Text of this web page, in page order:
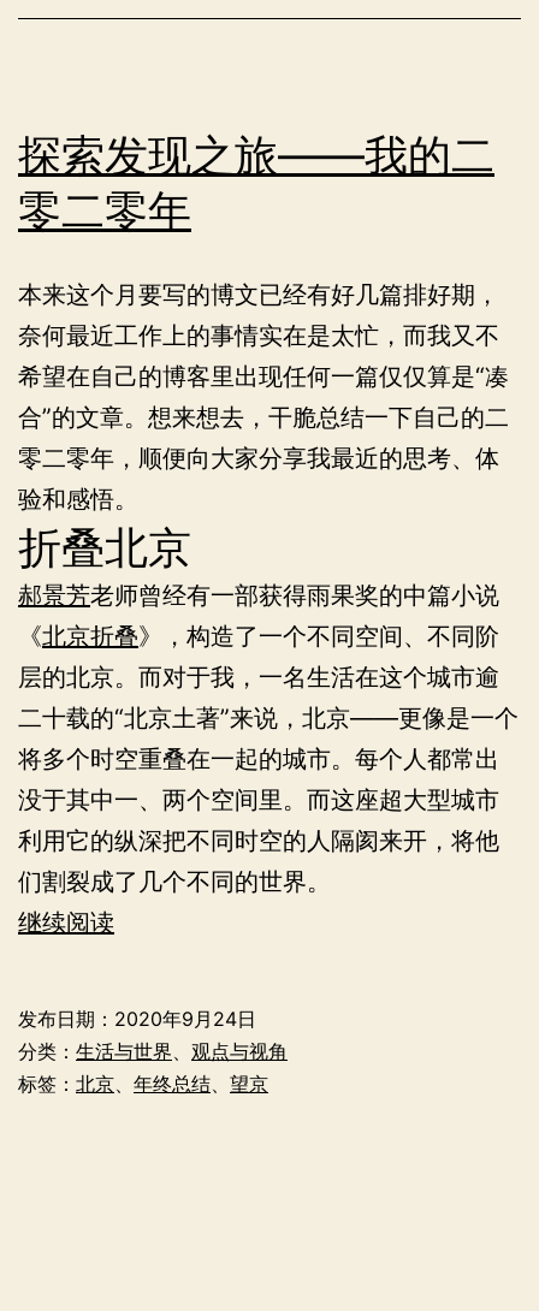
够
自
己
心
的
激
情
与
热
爱
探索发现之旅——我的二
零二零年
本来这个月要写的博文已经有好几篇排好期，
奈何最近工作上的事情实在是太忙，而我又不
希望在自己的博客里出现任何一篇仅仅算是“凑
合”的文章。想来想去，干脆总结一下自己的二
零二零年，顺便向大家分享我最近的思考、体
验和感悟。
折叠北京
郝景芳老师曾经有一部获得雨果奖的中篇小说
《北京折叠》，构造了一个不同空间、不同阶
层的北京。而对于我，一名生活在这个城市逾
二十载的“北京土著”来说，北京——更像是一个
将多个时空重叠在一起的城市。每个人都常出
没于其中一、两个空间里。而这座超大型城市
利用它的纵深把不同时空的人隔阂来开，将他
们割裂成了几个不同的世界。
继续阅读
现
之
发布日期： 2020年9月24日
分类： 生活与世界
观点与视角
标签： 北京 年终总结 望京